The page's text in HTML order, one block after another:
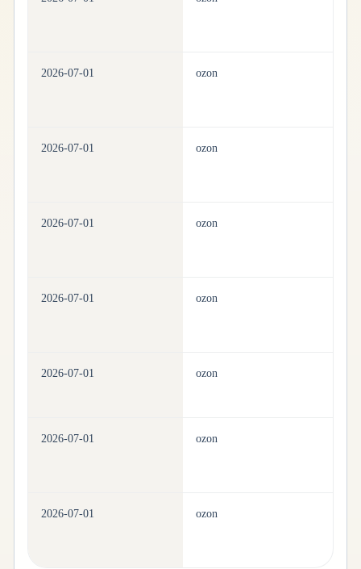
2026-07-01 ozon
2026-07-01 ozon
2026-07-01 ozon
2026-07-01 ozon
2026-07-01 ozon
2026-07-01 ozon
2026-07-01 ozon